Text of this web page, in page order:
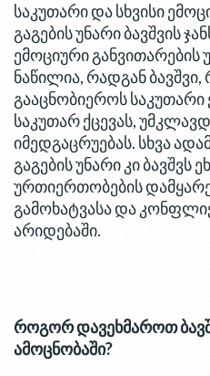
საკუთარი და სხვისი
გაგების უნარი ბავშვის
ემოციური განვითარების
ნაწილია, რადგან
გააცნობიეროს საკუთარი
საკუთარ ქცევას,
იმედგაცრუებას. სხვა
გაგების უნარი კი ბავშვს
ურთიერთობების
გამოხატვასა და
არიდებაში.
როგორ დავეხმაროთ
ამოცნობაში?